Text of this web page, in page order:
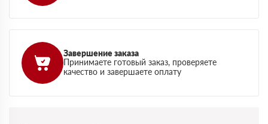
Завершение заказа
Принимаете готовый заказ, проверяете
качество и завершаете оплату